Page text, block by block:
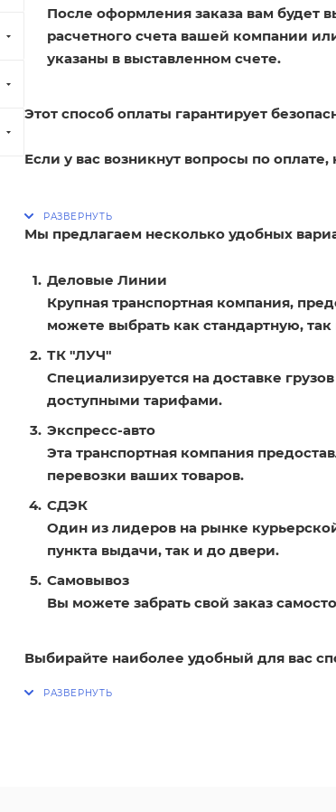
После оформления заказа вам будет
расчетного счета вашей компании
указаны в выставленном счете.
Этот способ оплаты гарантирует
Если у вас возникнут вопросы по
Мы предлагаем несколько удобных
Деловые Линии
Крупная транспортная компания,
можете выбрать как стандартную,
ТК "ЛУЧ"
Специализируется на доставке
доступными тарифами.
Экспресс-авто
Эта транспортная компания
перевозки ваших товаров.
СДЭК
Один из лидеров на рынке
пункта выдачи, так и до двери.
Самовывоз
Вы можете забрать свой заказ
Выбирайте наиболее удобный для вас